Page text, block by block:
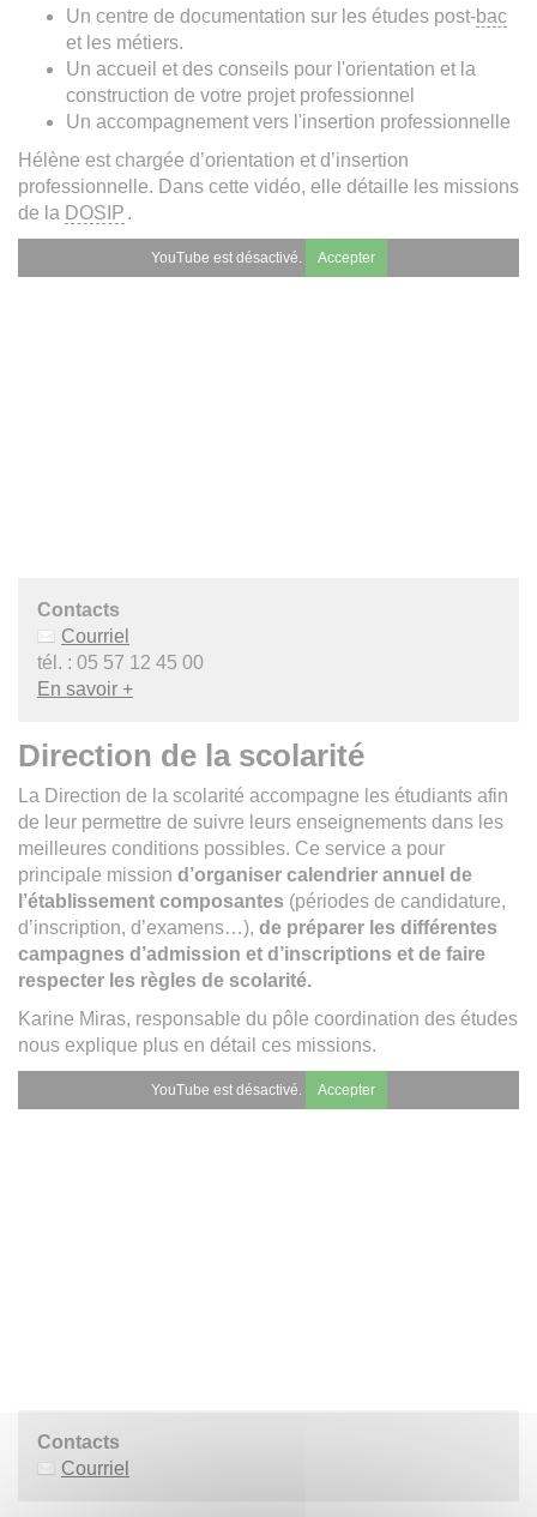
Un centre de documentation sur les études post-bac
et les métiers.
Un accueil et des conseils pour l'orientation et la
construction de votre projet professionnel
Un accompagnement vers l'insertion professionnelle
Hélène est chargée d’orientation et d’insertion
professionnelle. Dans cette vidéo, elle détaille les missions
de la DOSIP .
YouTube est désactivé. Accepter
Contacts
Courriel
tél. : 05 57 12 45 00
En savoir +
Direction de la scolarité
La Direction de la scolarité accompagne les étudiants afin
de leur permettre de suivre leurs enseignements dans les
meilleures conditions possibles. Ce service a pour
principale mission d’organiser calendrier annuel de
l’établissement composantes (périodes de candidature,
d’inscription, d’examens…), de préparer les différentes
campagnes d’admission et d’inscriptions et de faire
respecter les règles de scolarité.
Karine Miras, responsable du pôle coordination des études
nous explique plus en détail ces missions.
YouTube est désactivé. Accepter
Contacts
Courriel